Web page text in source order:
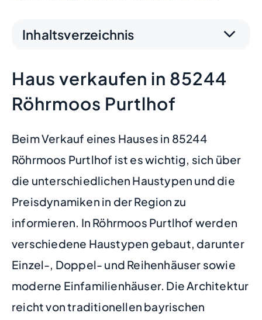
Inhaltsverzeichnis
Haus verkaufen in 85244
Röhrmoos Purtlhof
Beim Verkauf eines Hauses in 85244
Röhrmoos Purtlhof ist es wichtig, sich über
die unterschiedlichen Haustypen und die
Preisdynamiken in der Region zu
informieren. In Röhrmoos Purtlhof werden
verschiedene Haustypen gebaut, darunter
Einzel-, Doppel- und Reihenhäuser sowie
moderne Einfamilienhäuser. Die Architektur
reicht von traditionellen bayrischen